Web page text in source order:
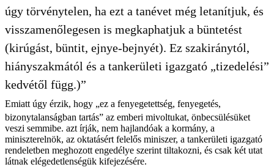
úgy törvénytelen, ha ezt a tanévet még letanítjuk, és
visszamenőlegesen is megkaphatjuk a büntetést
(kirúgást, büntit, ejnye-bejnyét). Ez szakiránytól,
hiányszakmától és a tankerületi igazgató „tizedelési”
kedvétől függ.)”
Emiatt úgy érzik, hogy „ez a fenyegetettség, fenyegetés,
bizonytalanságban tartás” az emberi mivoltukat, önbecsülésüket
veszi semmibe. azt írják, nem hajlandóak a kormány, a
miniszterelnök, az oktatásért felelős miniszer, a tankerületi igazgató
rendeletben meghozott engedélye szerint tiltakozni, és csak két utat
látnak elégedetlenségük kifejezésére.